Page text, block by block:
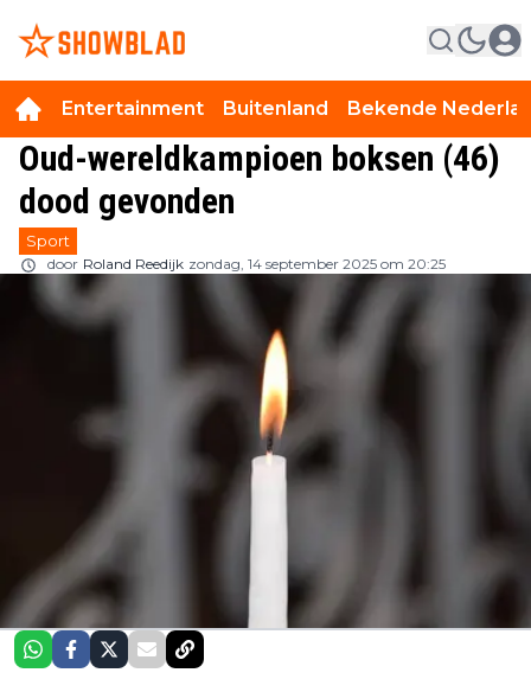
Entertainment Buitenland Bekende
Oud-wereldkampioen boksen (46)
dood gevonden
Sport
door Roland Reedijk zondag, 14 september 2025 om 20:25